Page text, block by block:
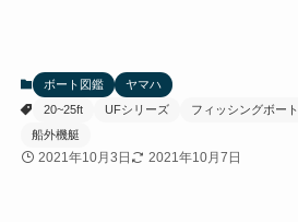
ボート図鑑
ヤマハ
20~25ft
UFシリーズ フィッシングボート
船外機艇
2021年10月3日 2021年10月7日